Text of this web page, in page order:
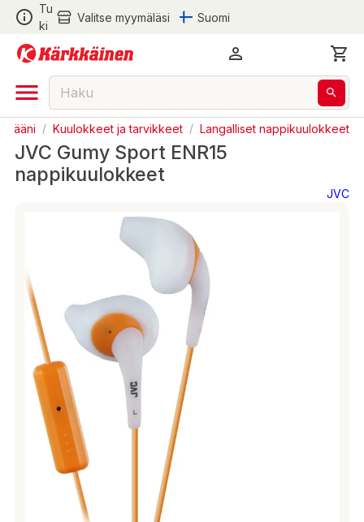
Tu
ki
Valitse myymäläsi Suomi
ääni / Kuulokkeet ja tarvikkeet / Langalliset nappikuulokkeet
JVC Gumy Sport ENR15
nappikuulokkeet
JVC